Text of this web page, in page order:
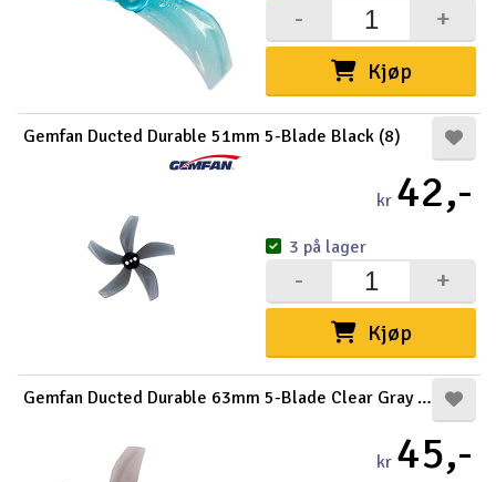
Kjøp
+
-
Gemfan Ducted Durable 51mm 5-Blade Black (8)
kr 42,-
Kjøp
+
-
3 på lager
Gemfan Ducted Durable 63mm 5-Blade Clear Gray (8)
kr 45,-